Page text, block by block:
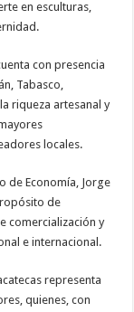
en esculturas,
con presencia
Tabasco,
riqueza artesanal y
locales.
de Economía, Jorge
de
comercialización y
e internacional.
representa
quienes, con